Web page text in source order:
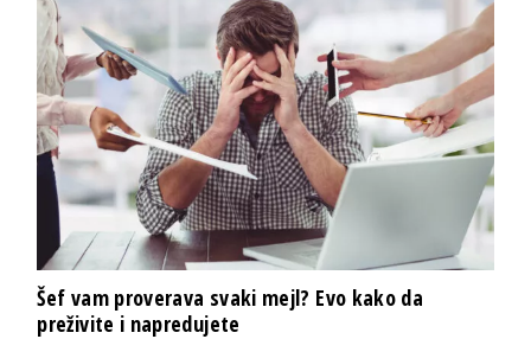
Šef vam proverava svaki mejl? Evo kako da
preživite i napredujete